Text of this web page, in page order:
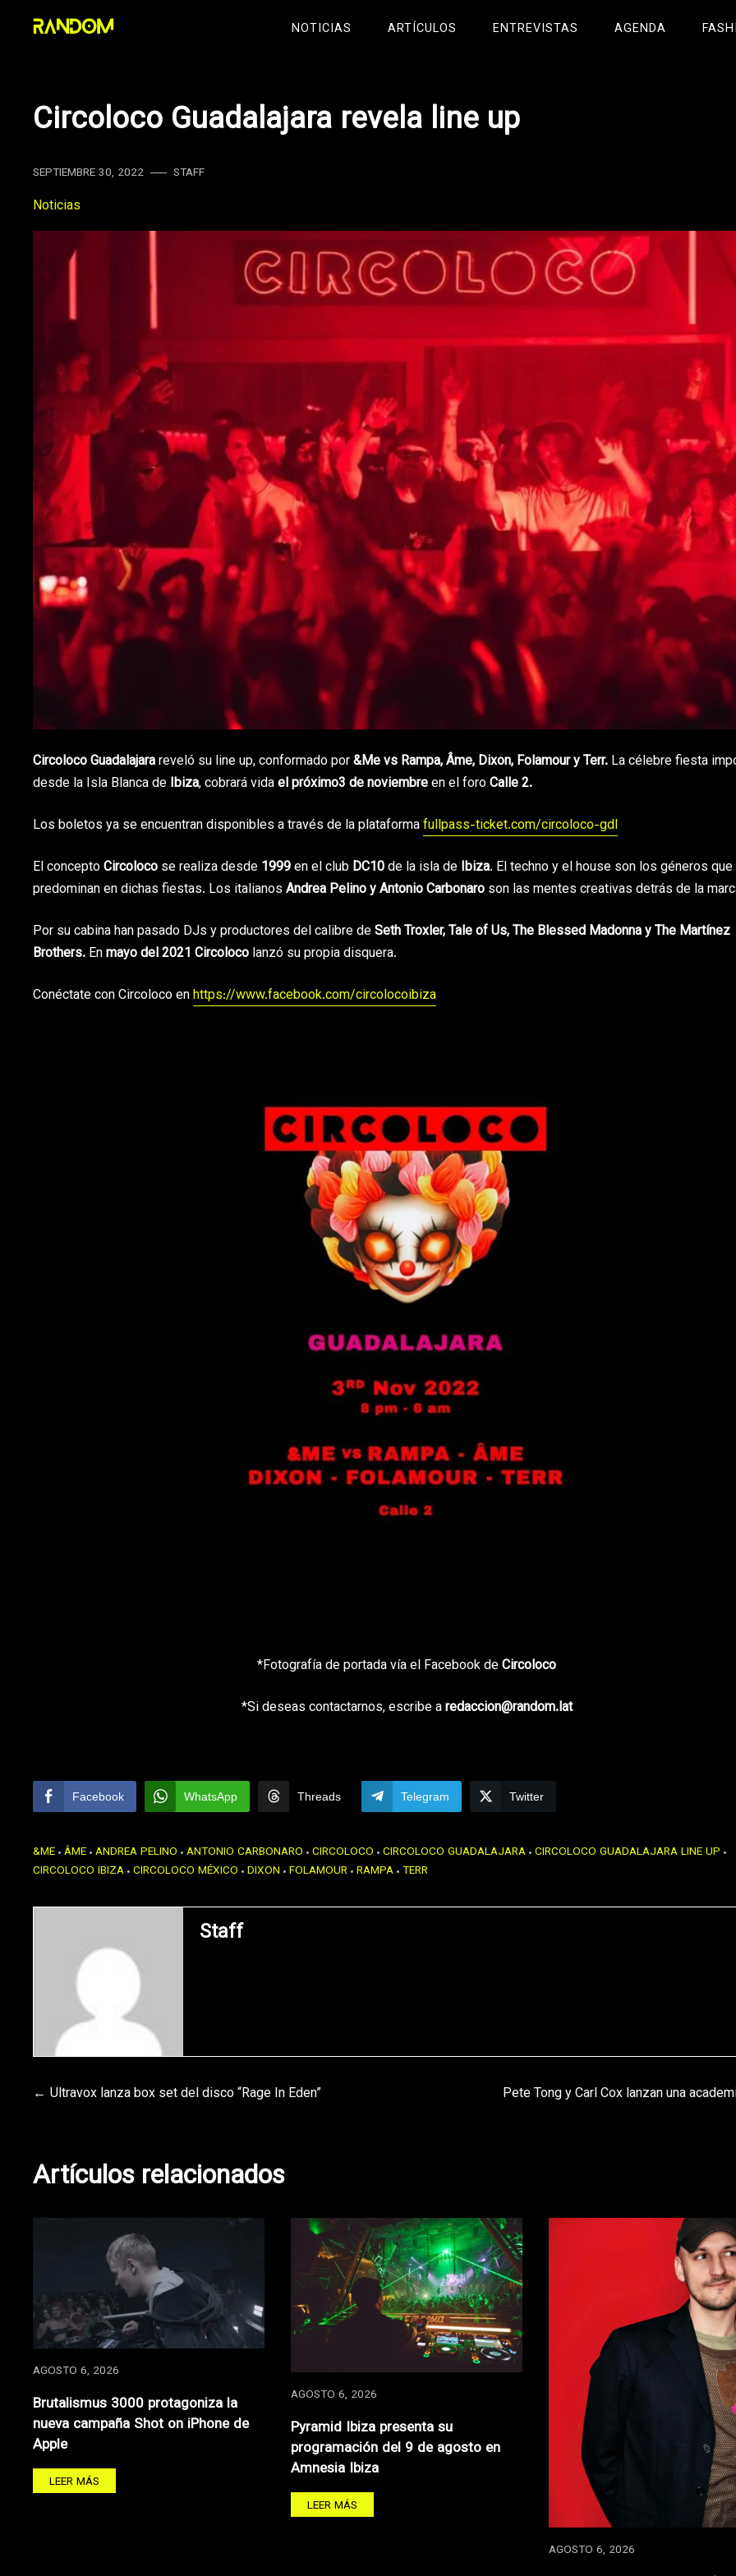
NOTICIAS ARTÍCULOS ENTREVISTAS AGENDA
Circoloco Guadalajara revela line up
SEPTIEMBRE 30, 2022 STAFF
Noticias
Circoloco Guadalajarareveló su line up, conformado por&Me vs Rampa, Âme, Dixon, Folamour y Terr. La célebre fiesta
desde la Isla Blanca de Ibiza, cobrará vidael próximo3 de noviembreen el foroCalle 2.
Los boletos ya se encuentran disponibles a través de la plataformafullpass-ticket.com/circoloco-gdl
El conceptoCircoloco se realiza desde 1999en el club DC10de la isla de Ibiza. El techno y el house son los géneros que
predominan en dichas fiestas. Los italianos Andrea Pelino y Antonio Carbonaro son las mentes creativas detrás de la
Por su cabina han pasado DJs y productores del calibre deSeth Troxler, Tale of Us, The Blessed Madonna y The Martínez
Brothers. Enmayo del 2021 Circoloco lanzó su propia disquera.
Conéctate con Circoloco enhttps://www.facebook.com/circolocoibiza
*Fotografía de portada vía el Facebook deCircoloco
*Si deseas contactarnos, escribe aredaccion@random.lat
Facebook WhatsApp Threads Telegram Twitter
&ME ÂME ANDREA PELINO ANTONIO CARBONARO CIRCOLOCO CIRCOLOCO GUADALAJARA CIRCOLOCO GUADALAJARA LINE UP
CIRCOLOCO IBIZA CIRCOLOCO MÉXICO DIXON FOLAMOUR RAMPA TERR
Staff
Navegación
entradas
Ultravox lanza box set del disco “Rage In Eden” Pete Tong y Carl Cox lanzan una
Artículos relacionados
AGOSTO 6, 2026
Brutalismus 3000 protagoniza la
nueva campaña Shot on iPhone de
Apple
LEER MÁS
AGOSTO 6, 2026
Pyramid Ibiza presenta su
programación del 9 de agosto en
Amnesia Ibiza
LEER MÁS
AGOSTO 6, 2026